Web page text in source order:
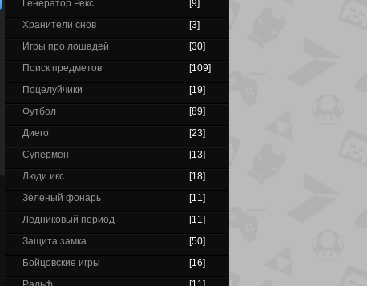
Генератор Рекс
[9]
Хранители снов
[3]
Игры про лошадей
[30]
Поиск предметов
[109]
Поцелуйчики
[19]
Футбол
[89]
Диего
[23]
Супермен
[13]
Люди икс
[18]
Зеленый фонарь
[11]
Ледниковый период
[11]
Защита замка
[50]
Бойцовские игры
[16]